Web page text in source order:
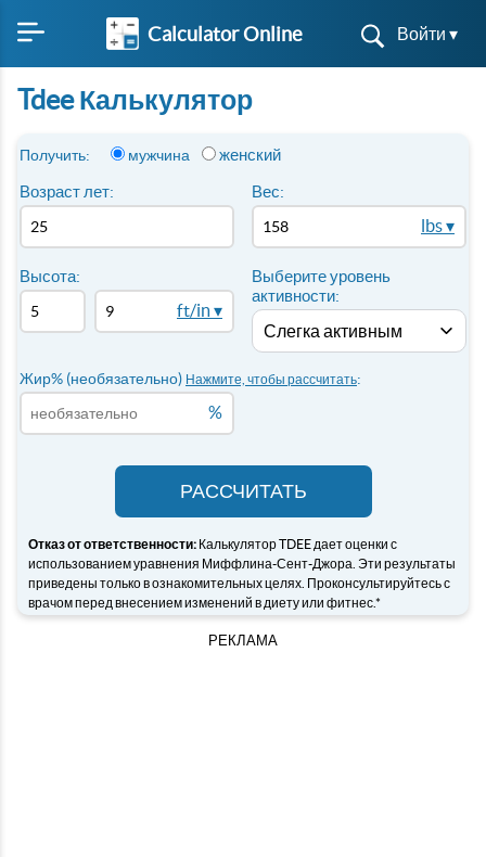
Calculator Online Войти ▾
Tdee Калькулятор
Получить: мужчина
женский
Возраст лет:
Вес:
lbs ▾
Высота:
ft/in ▾
Выберите уровень
активности:
Жир% (необязательно) Нажмите, чтобы рассчитать:
%
РАССЧИТАТЬ
Отказ от ответственности: Калькулятор TDEE дает оценки с
использованием уравнения Миффлина-Сент-Джора. Эти результаты
приведены только в ознакомительных целях. Проконсультируйтесь с
врачом перед внесением изменений в диету или фитнес.*
РЕКЛАМА